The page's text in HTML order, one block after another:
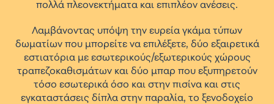
πολλά πλεονεκτήματα και επιπλέον ανέσεις.
Λαμβάνοντας υπόψη την ευρεία γκάμα τύπων
δωματίων που μπορείτε να επιλέξετε, δύο εξαιρετικά
εστιατόρια με εσωτερικούς/εξωτερικούς χώρους
τραπεζοκαθισμάτων και δύο μπαρ που εξυπηρετούν
τόσο εσωτερικά όσο και στην πισίνα και στις
εγκαταστάσεις δίπλα στην παραλία, το ξενοδοχείο